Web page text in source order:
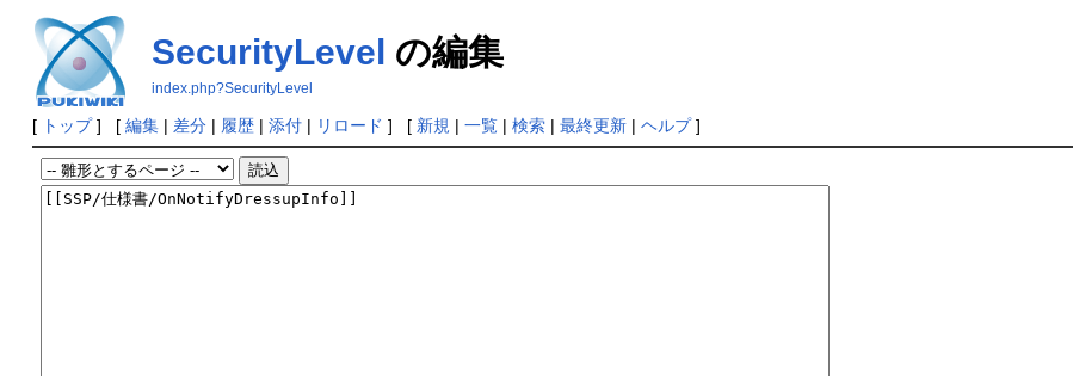
SecurityLevel の編集
index.php?SecurityLevel
[ トップ] [ 編集| 差分| 履歴| 添付| リロード ] [ 新規 | 一覧| 検索| 最終更新| ヘルプ]